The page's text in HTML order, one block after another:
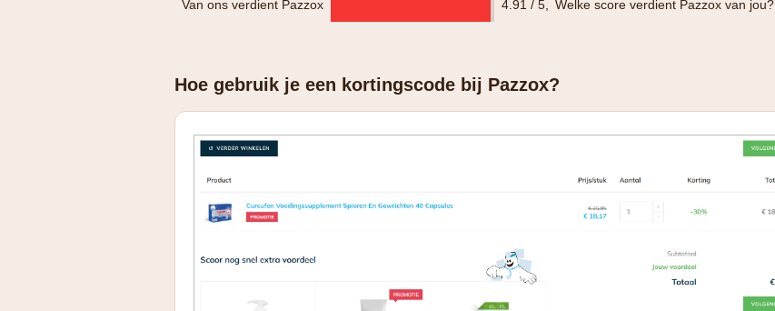
Van ons verdient Pazzox 4.91 / 5, Welke score verdient Pazzox van jou?
Hoe gebruik je een kortingscode bij Pazzox?